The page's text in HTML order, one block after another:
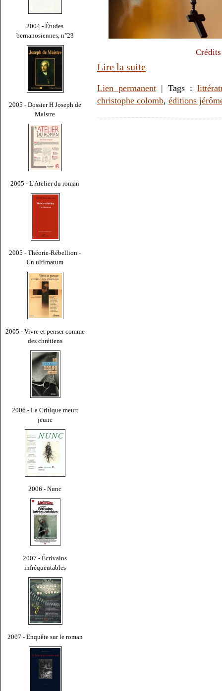
2004 - Études
bernanosiennes, n°23
2005 - Dossier H Joseph de
Maistre
2005 - L'Atelier du roman
2005 - Théorie-Rébellion -
Un ultimatum
2005 - Vivre et penser comme
des chrétiens
2006 - La Critique meurt
jeune
2006 - Nunc
2007 - Écrivains
infréquentables
2007 - Enquête sur le roman
Lire la suite
Lien permanent | Tags :
christophe colomb, éditions